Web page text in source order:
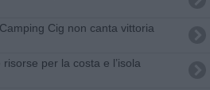
Cig non canta vittoria
per la costa e l’isola